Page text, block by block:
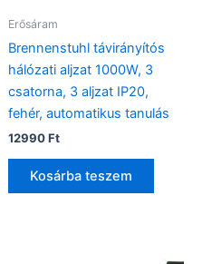
Erősáram
Brennenstuhl távirányítós
hálózati aljzat 1000W, 3
csatorna, 3 aljzat IP20,
fehér, automatikus tanulás
12990Ft
Kosárba teszem